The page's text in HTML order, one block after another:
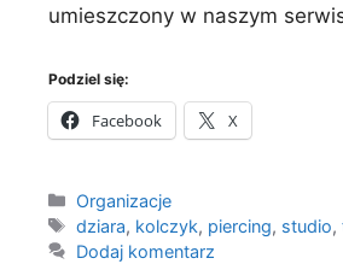
umieszczony w naszym
Podziel się:
Facebook X
Kategorie
Organizacje
Tagi
dziara, kolczyk, piercing, studio,
Dodaj komentarz